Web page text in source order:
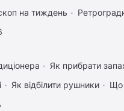
на тиждень
Як прибрати
Як відбілити рушники
Що